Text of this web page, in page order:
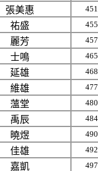
張美惠 451
祐盛 455
麗芳 457
士鳴 465
延雄 468
維雄 477
薀堂 480
禹辰 484
曉煜 490
佳雄 492
嘉凱 497